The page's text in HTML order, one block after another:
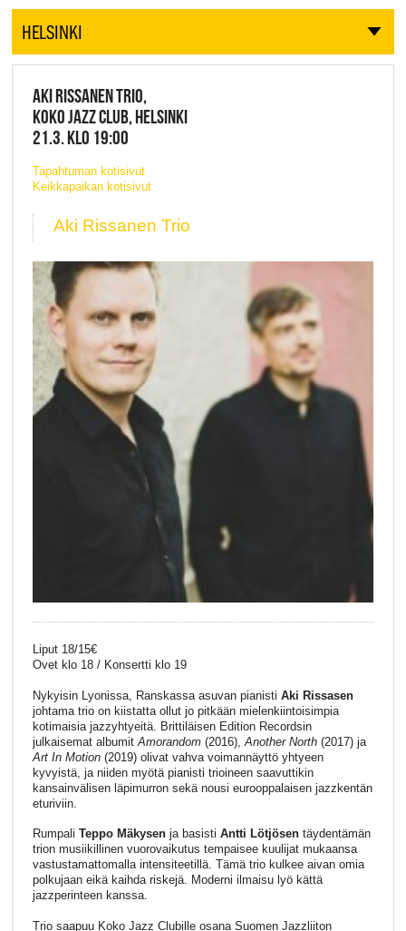
HELSINKI
AKI RISSANEN TRIO,
KOKO JAZZ CLUB, HELSINKI
21.3. KLO 19:00
Tapahtuman kotisivut
Keikkapaikan kotisivut
Aki Rissanen Trio
Liput 18/15€
Ovet klo 18 / Konsertti klo 19
Nykyisin Lyonissa, Ranskassa asuvan pianisti Aki Rissasen
johtama trio on kiistatta ollut jo pitkään mielenkiintoisimpia
kotimaisia jazzyhtyeitä. Brittiläisen Edition Recordsin
julkaisemat albumit Amorandom(2016), Another North(2017) ja
Art In Motion(2019) olivat vahva voimannäyttö yhtyeen
kyvyistä, ja niiden myötä pianisti trioineen saavuttikin
kansainvälisen läpimurron sekä nousi eurooppalaisen jazzkentän
eturiviin.
Rumpali Teppo Mäkysenja basisti Antti Lötjösentäydentämän
trion musiikillinen vuorovaikutus tempaisee kuulijat mukaansa
vastustamattomalla intensiteetillä. Tämä trio kulkee aivan omia
polkujaan eikä kaihda riskejä. Moderni ilmaisu lyö kättä
jazzperinteen kanssa.
Trio saapuu Koko Jazz Clubille osana Suomen Jazzliiton